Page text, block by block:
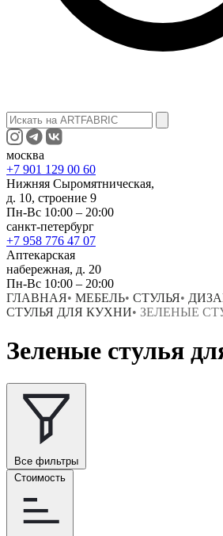
москва
+7 901 129 00 60
Нижняя Сыромятническая,
д. 10, строение 9
Пн-Вс 10:00 – 20:00
санкт-петербург
+7 958 776 47 07
Аптекарская
набережная, д. 20
Пн-Вс 10:00 – 20:00
ГЛАВНАЯ• МЕБЕЛЬ• СТУЛЬЯ•
СТУЛЬЯ ДЛЯ КУХНИ• ЗЕЛЕНЫЕ
Зеленые стулья
Все фильтры
Стоимость